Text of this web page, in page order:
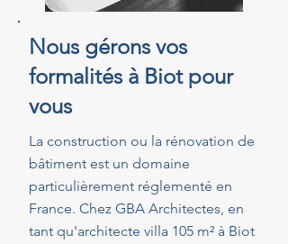
Nous gérons vos
formalités à Biot pour
vous
La construction ou la rénovation de
bâtiment est un domaine
particulièrement réglementé en
France. Chez GBA Architectes, en
tant qu'architecte villa 105 m² à Biot